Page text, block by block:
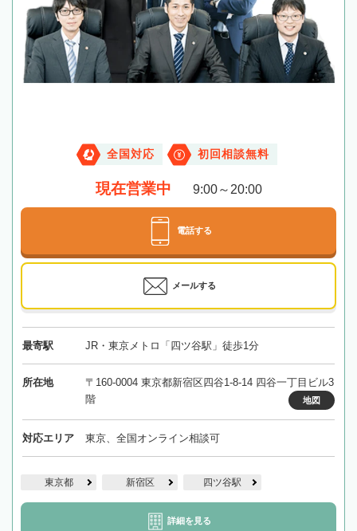
全国対応 初回相談無料
現在営業中 9:00～20:00
電話する
メールする
最寄駅 JR・東京メトロ「四ツ谷駅」徒歩1分
所在地
〒160-0004 東京都新宿区四谷1-8-14 四谷一丁目ビル3
階
地図
対応エリア 東京、全国オンライン相談可
東京都 新宿区 四ツ谷駅
詳細を見る